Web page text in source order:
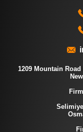
1209 Mountain